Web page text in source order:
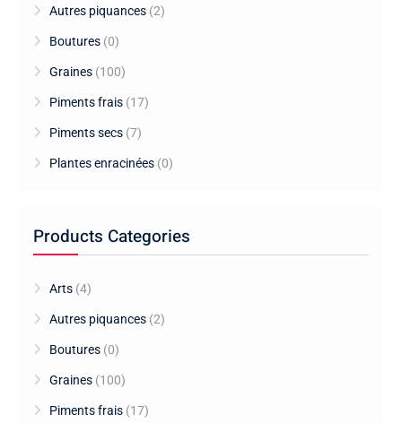
Autres piquances (2)
Boutures (0)
Graines (100)
Piments frais (17)
Piments secs (7)
Plantes enracinées (0)
Products Categories
Arts (4)
Autres piquances (2)
Boutures (0)
Graines (100)
Piments frais (17)